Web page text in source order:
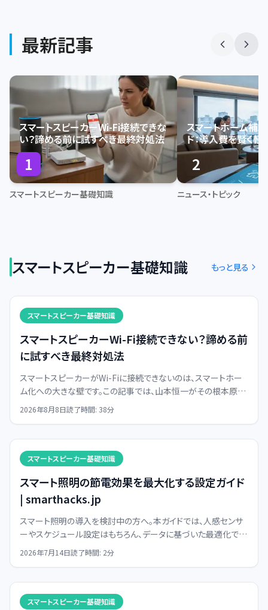
最新記事
1
スマートスピーカーWi-Fi接続できな
い？諦める前に試すべき最終対処法
スマートスピーカー基礎知識
2
スマートホーム補
ド：導入費を賢く
を築く
ニュース・トピック
スマートスピーカー基礎知識 もっと見る
スマートスピーカー基礎知識
スマートスピーカーWi-Fi接続できない？諦める前
に試すべき最終対処法
スマートスピーカーがWi-Fiに接続できないのは、スマートホー
ム化への大きな壁です。この記事では、山本恒一がその根本原因
を解明し、最短で解決する具体的な対処法をプロの視点から詳
2026年8月8日読了時間: 38分
スマートスピーカー基礎知識
スマート照明の節電効果を最大化する設定ガイド
| smarthacks.jp
スマート照明の導入を検討中の方へ。本ガイドでは、人感センサ
ーやスケジュール設定はもちろん、データに基づいた最適化で効
果的に節電し、より快適なスマートホームを実現する方法を山本
2026年7月14日読了時間: 2分
スマートスピーカー基礎知識